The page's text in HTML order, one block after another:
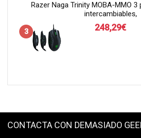
Razer Naga Trinity MOBA-MMO
intercambiables,
3
248,29€
CONTACTA CON DEMASIADO